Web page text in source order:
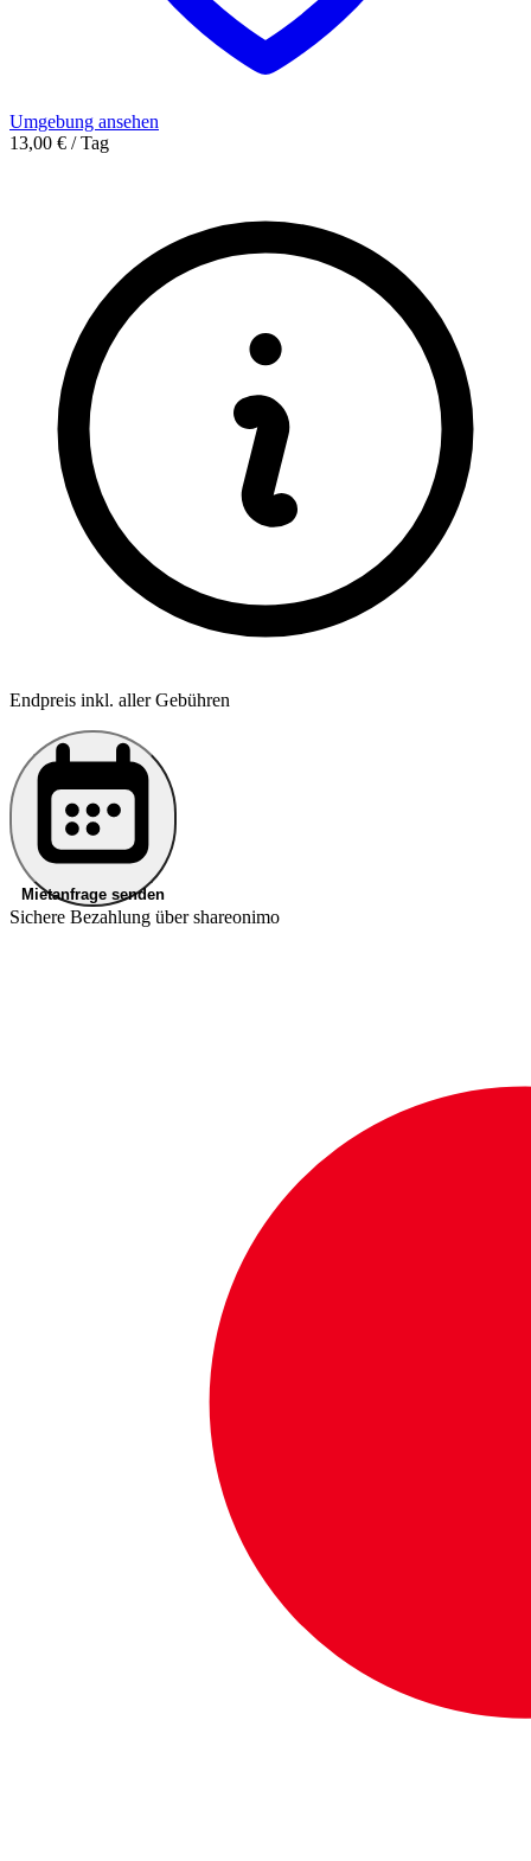
Umgebung ansehen
13,00 € / Tag
Endpreis inkl. aller Gebühren
Mietanfrage senden
Sichere Bezahlung über shareonimo